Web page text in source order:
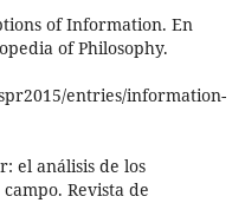
of Information. En
of Philosophy.
entries/information-
el análisis de los
Revista de